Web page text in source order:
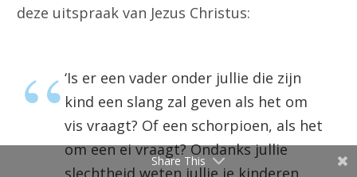
deze uitspraak van Jezus Christus:
‘Is er een vader onder jullie die zijn
kind een slang zal geven als het om
vis vraagt? Of een schorpioen, als het
om een ei vraagt? Ondanks jullie
slechtheid weten jullie je kinderen
Share This